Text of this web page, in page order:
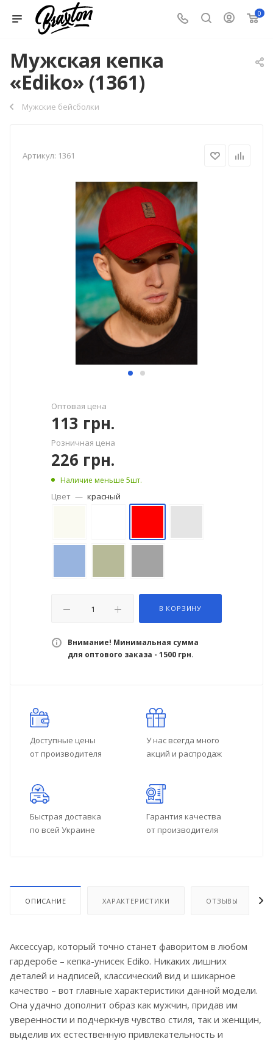
0
Мужская кепка
«Ediko» (1361)
Мужские бейсболки
Артикул: 1361
Оптовая цена
113 грн.
Розничная цена
226 грн.
Наличие меньше 5шт.
Цвет — красный
В КОРЗИНУ
Внимание! Минимальная сумма
для оптового заказа - 1500 грн.
Доступные цены
от производителя
У нас всегда много
акций и распродаж
Быстрая доставка
по всей Украине
Гарантия качества
от производителя
ОПИСАНИЕ ХАРАКТЕРИСТИКИ ОТЗЫВЫ
Аксессуар, который точно станет фаворитом в любом
гардеробе – кепка-унисек Ediko. Никаких лишних
деталей и надписей, классический вид и шикарное
качество – вот главные характеристики данной модели.
Она удачно дополнит образ как мужчин, придав им
уверенности и подчеркнув чувство стиля, так и женщин,
выделив их естественную привлекательность и